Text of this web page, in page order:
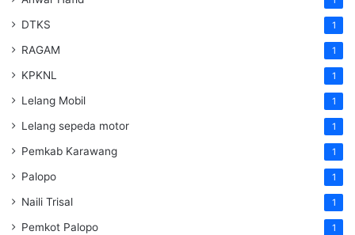
DTKS 1
RAGAM 1
KPKNL 1
Lelang Mobil 1
Lelang sepeda motor 1
Pemkab Karawang 1
Palopo 1
Naili Trisal 1
Pemkot Palopo 1